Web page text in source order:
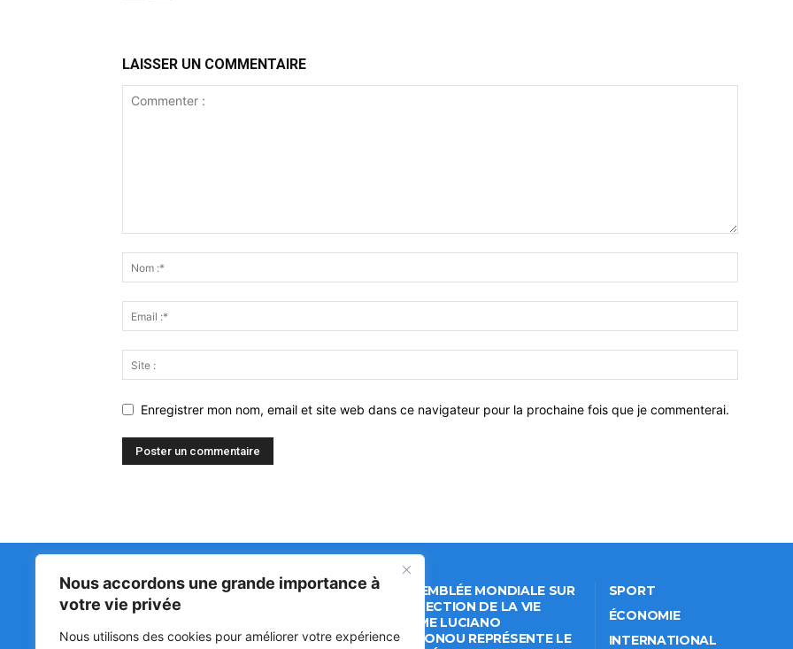
Nous accordons une grande importance à
votre vie privée
Nous utilisons des cookies pour améliorer votre expérience
LAISSER UN COMMENTAIRE
Enregistrer mon nom, email et site web dans ce navigateur pour la prochaine fois que je commenterai.
Matin Libre
Premiers sur l'info !
47ᵉ ASSEMBLÉE MONDIALE SUR
LA PROTECTION DE LA VIE
PRIVÉE: ME LUCIANO
HOUNKPONOU REPRÉSENTE LE
SPORT
ÉCONOMIE
INTERNATIONAL